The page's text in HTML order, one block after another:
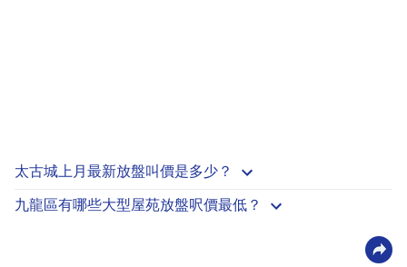
太古城上月最新放盤叫價是多少？
九龍區有哪些大型屋苑放盤呎價最低？